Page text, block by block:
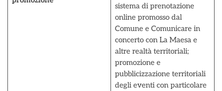
sistema di prenotazione
online promosso dal
Comune e Comunicare in
concerto con La Maesa e
altre realtà territoriali;
promozione e
pubblicizzazione territoriali
degli eventi con particolare